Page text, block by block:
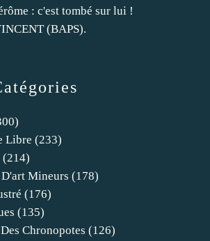
Libre (233)
(214)
Mineurs (178)
(176)
(135)
Chronopotes (126)
: c'est tombé sur lui !
(BAPS).